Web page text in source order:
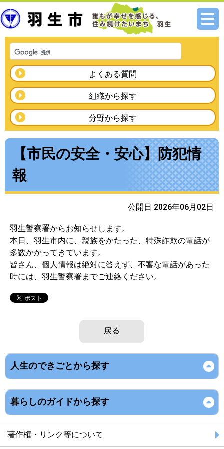
メニ
よくある質問
組織から探す
分野から探す
【市民の安全・安心】防犯情
報
公開日 2026年06月02日
羽生警察署からお知らせします。
本日、羽生市内に、親族をかたった、特殊詐欺の電話が
多数かかってきています。
皆さん、個人情報は絶対に答えず、不審な電話があった
時には、羽生警察署までご連絡ください。
戻る
人生のできごとから探す
暮らしのガイドから探す
著作権・リンク等について